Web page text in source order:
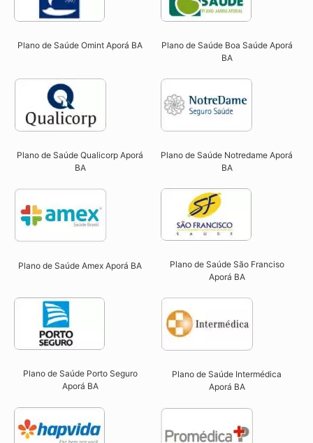
Plano de Saúde Omint Aporá BA​
Plano de Saúde Boa Saúde Aporá
BA​
Plano de Saúde Qualicorp Aporá
BA​
Plano de Saúde Notredame Aporá
BA​
Plano de Saúde Amex Aporá BA
Plano de Saúde São Franciso
Aporá BA​
Plano de Saúde Porto Seguro
Aporá BA​
Plano de Saúde Intermédica
Aporá BA​